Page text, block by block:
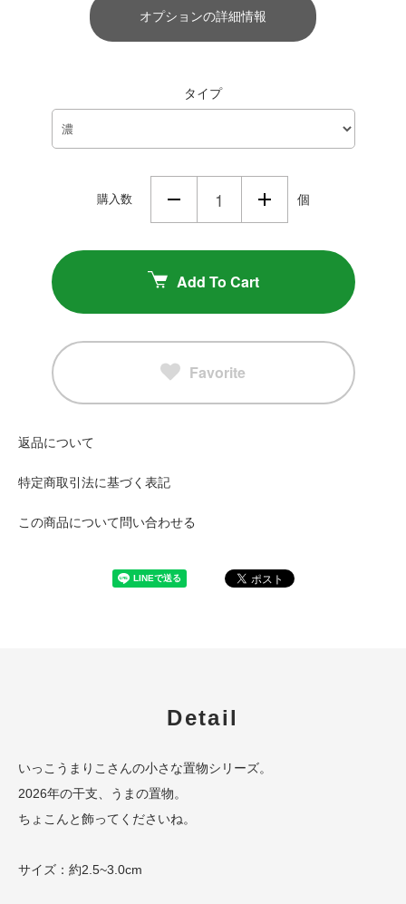
オプションの詳細情報
タイプ
購入数 個
Add To Cart
Favorite
返品について
特定商取引法に基づく表記
この商品について問い合わせる
Detail
いっこうまりこさんの小さな置物シリーズ。
2026年の干支、うまの置物。
ちょこんと飾ってくださいね。
サイズ：約2.5~3.0cm